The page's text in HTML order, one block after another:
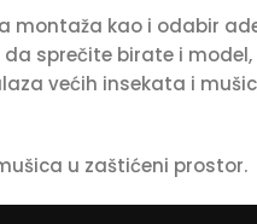
kao i odabir
sprečite birate i
većih insekata i
u zaštićeni prostor.